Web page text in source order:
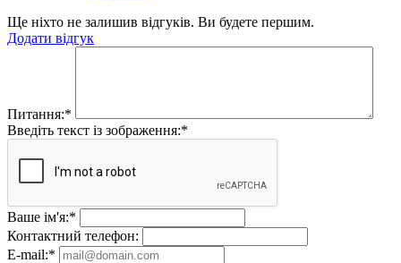
Ще ніхто не залишив відгуків. Ви будете першим.
Додати відгук
Питання:*
Введіть текст із зображення:*
Ваше ім'я:*
Контактний телефон:
E-mail:*